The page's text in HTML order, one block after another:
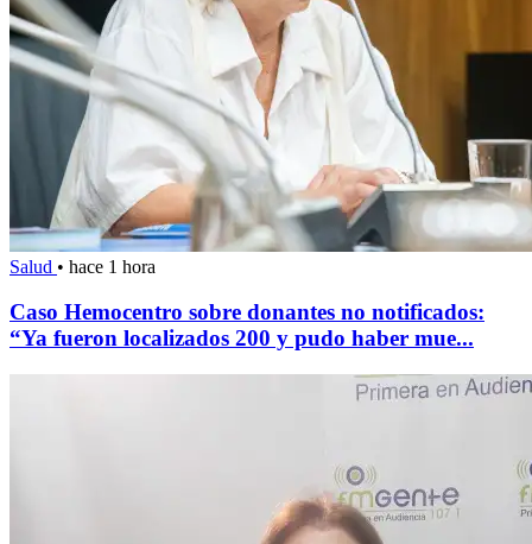
Salud • hace 1 hora
Caso Hemocentro sobre donantes no notificados:
“Ya fueron localizados 200 y pudo haber mue...